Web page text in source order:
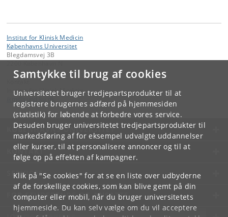
Samtykke til brug af cookies
Universitetet bruger tredjepartsprodukter til at
registrere brugernes adfærd på hjemmesiden
(statistik) for løbende at forbedre vores service.
Desuden bruger universitetet tredjepartsprodukter til
markedsføring af for eksempel udvalgte uddannelser
eller kurser, til at personalisere annoncer og til at
følge op på effekten af kampagner.
Klik på "Se cookies" for at se en liste over udbyderne
af de forskellige cookies, som kan blive gemt på din
computer eller mobil, når du bruger universitetets
hjemmeside. Du kan selv vælge om du vil acceptere
Institut for Klinisk Medicin
Københavns Universitet
Blegdamsvej 3B
Institut for Klinisk Medicin
KØBENHAVNS UNIVERSITET
KONTAKT
SERVICES
FOR STUDERENDE OG ANSATTE